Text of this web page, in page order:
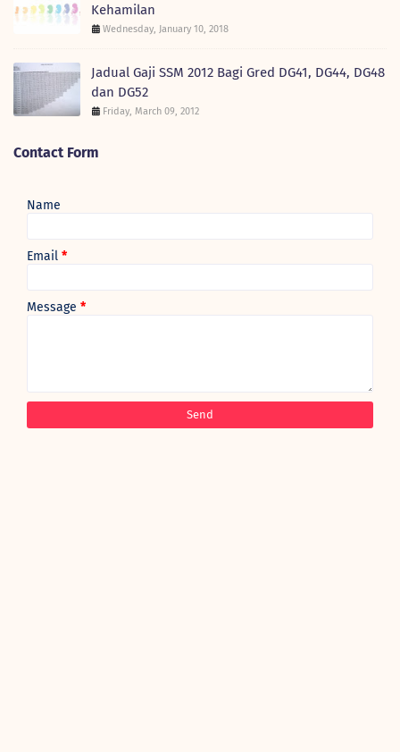
Kehamilan
Wednesday, January 10, 2018
Jadual Gaji SSM 2012 Bagi Gred DG41, DG44, DG48
dan DG52
Friday, March 09, 2012
Contact Form
Name
Email *
Message *